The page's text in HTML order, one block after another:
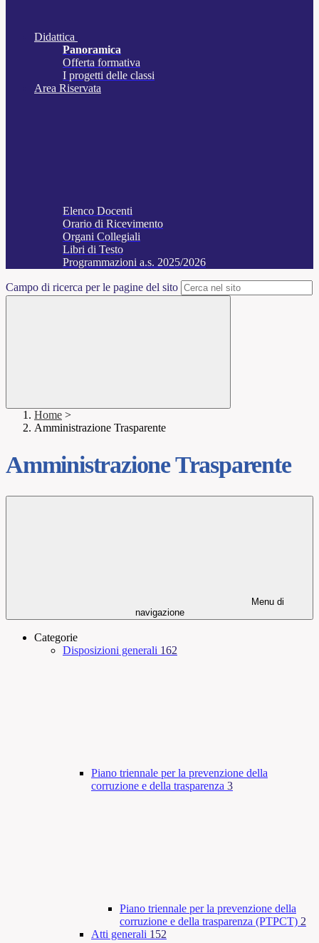
Didattica
Panoramica
Offerta formativa
I progetti delle classi
Area Riservata
Elenco Docenti
Orario di Ricevimento
Organi Collegiali
Libri di Testo
Programmazioni a.s. 2025/2026
Campo di ricerca per le pagine del sito
Home >
Amministrazione Trasparente
Amministrazione Trasparente
Menu di
navigazione
Categorie
Disposizioni generali 162
Piano triennale per la prevenzione della
corruzione e della trasparenza 3
Piano triennale per la prevenzione della
corruzione e della trasparenza (PTPCT) 2
Atti generali 152